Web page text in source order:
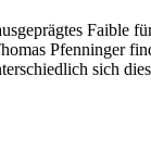
Faible
Pfenninger
sich